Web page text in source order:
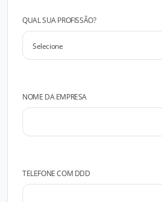
QUAL SUA PROFISSÃO?
NOME DA EMPRESA
TELEFONE COM DDD